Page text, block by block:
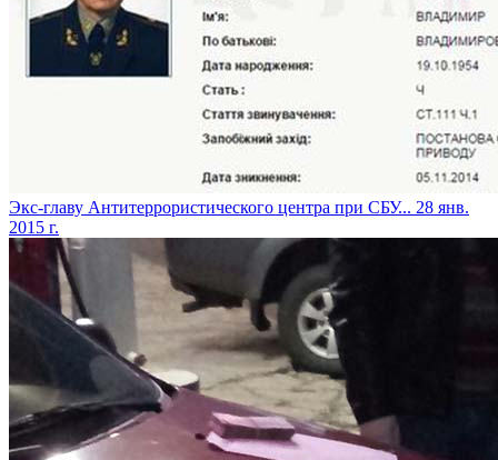
Экс-главу Антитеррористического центра при СБУ... 28 янв.
2015 г.